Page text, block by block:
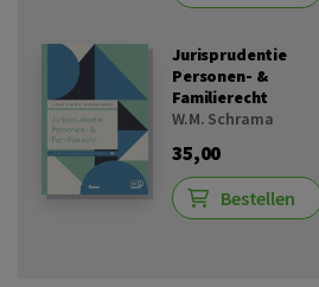
Jurisprudentie
Personen- &
Familierecht
W.M. Schrama
35,00
Bestellen